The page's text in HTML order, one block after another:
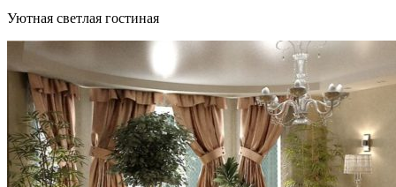
Уютная светлая гостиная